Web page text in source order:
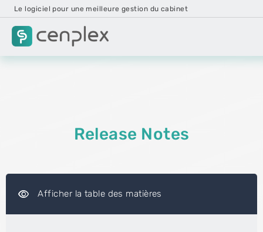
Le logiciel pour une meilleure gestion du cabinet
Release Notes
visibility Afficher la table des matières